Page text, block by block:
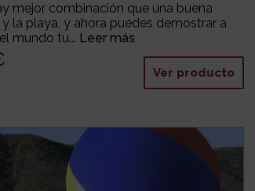
mejor combinación que una buena
la playa, y ahora puedes demostrar a
mundo tu... Leer más
Ver producto